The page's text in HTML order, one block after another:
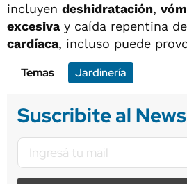
incluyen deshidratación,
excesivay caída repentina
cardíaca, incluso puede
Temas
Jardinería
Suscribite al